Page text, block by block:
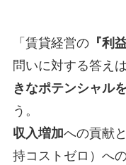
「賃貸経営の『利
問いに対する答え
きなポテンシャル
う。
収入増加への貢献と
持コストゼロ）へ